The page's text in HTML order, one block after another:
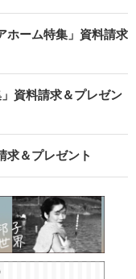
ホーム特集」資料請求
資料請求＆プレゼン
求＆プレゼント